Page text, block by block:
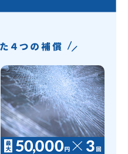
を前提とするこ
期的に乗換
で飽きると言わ
ますが、最新型
のは気持ちよ
！